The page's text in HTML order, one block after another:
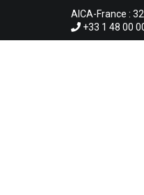
AICA-France :
+33 1 48 00